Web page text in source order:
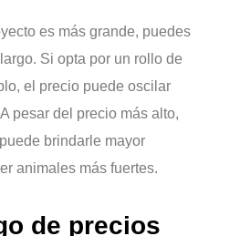
es más grande, puedes
Si opta por un rollo de
el precio puede oscilar
pesar del precio más alto,
brindarle mayor
animales más fuertes.
de precios